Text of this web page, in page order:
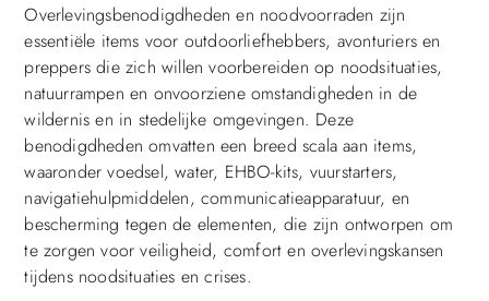
Overlevingsbenodigdheden en noodvoorraden zijn
essentiële items voor outdoorliefhebbers, avonturiers en
preppers die zich willen voorbereiden op noodsituaties,
natuurrampen en onvoorziene omstandigheden in de
wildernis en in stedelijke omgevingen. Deze
benodigdheden omvatten een breed scala aan items,
waaronder voedsel, water, EHBO-kits, vuurstarters,
navigatiehulpmiddelen, communicatieapparatuur, en
bescherming tegen de elementen, die zijn ontworpen om
te zorgen voor veiligheid, comfort en overlevingskansen
tijdens noodsituaties en crises.